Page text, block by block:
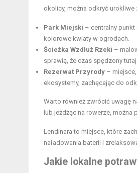
okolicy, można odkryć
Park Miejski – centralny
kolorowe kwiaty w ogrodach.
Ścieżka Wzdłuż Rzeki –
sprawią, że czas spędzony
Rezerwat Przyrody –
ekosystemy, zachęcając do
Warto również zwrócić uwagę
lub jeżdżąc na rowerze,
Lendinara to miejsce, które
naładowania baterii i
Jakie lokalne